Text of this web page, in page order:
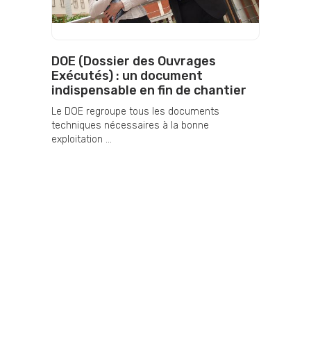
DOE (Dossier des Ouvrages
Exécutés) : un document
indispensable en fin de chantier
Le DOE regroupe tous les documents
techniques nécessaires à la bonne
exploitation ...